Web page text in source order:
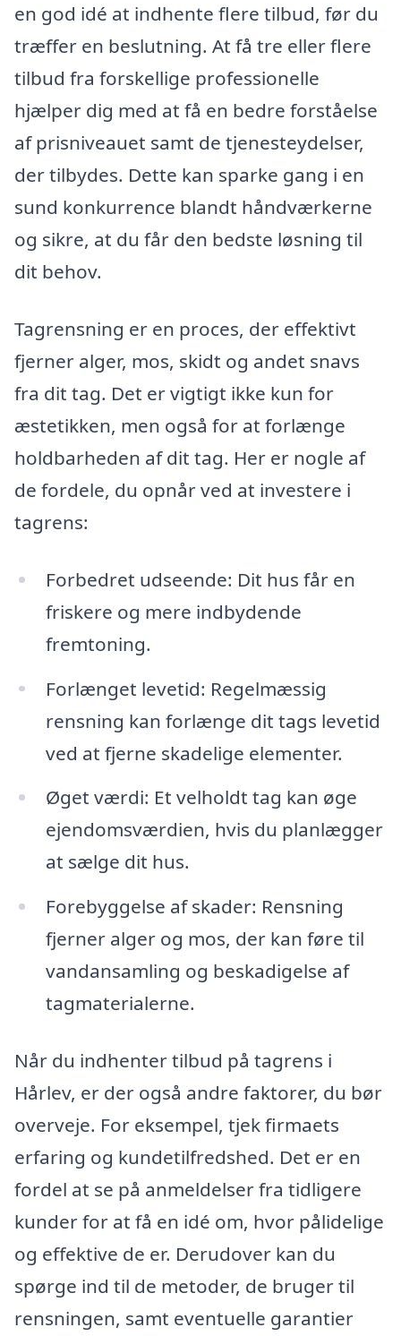
en god idé at indhente flere tilbud, før du
træffer en beslutning. At få tre eller flere
tilbud fra forskellige professionelle
hjælper dig med at få en bedre forståelse
af prisniveauet samt de tjenesteydelser,
der tilbydes. Dette kan sparke gang i en
sund konkurrence blandt håndværkerne
og sikre, at du får den bedste løsning til
dit behov.
Tagrensning er en proces, der effektivt
fjerner alger, mos, skidt og andet snavs
fra dit tag. Det er vigtigt ikke kun for
æstetikken, men også for at forlænge
holdbarheden af dit tag. Her er nogle af
de fordele, du opnår ved at investere i
tagrens:
Forbedret udseende: Dit hus får en
friskere og mere indbydende
fremtoning.
Forlænget levetid: Regelmæssig
rensning kan forlænge dit tags levetid
ved at fjerne skadelige elementer.
Øget værdi: Et velholdt tag kan øge
ejendomsværdien, hvis du planlægger
at sælge dit hus.
Forebyggelse af skader: Rensning
fjerner alger og mos, der kan føre til
vandansamling og beskadigelse af
tagmaterialerne.
Når du indhenter tilbud på tagrens i
Hårlev, er der også andre faktorer, du bør
overveje. For eksempel, tjek firmaets
erfaring og kundetilfredshed. Det er en
fordel at se på anmeldelser fra tidligere
kunder for at få en idé om, hvor pålidelige
og effektive de er. Derudover kan du
spørge ind til de metoder, de bruger til
rensningen, samt eventuelle garantier